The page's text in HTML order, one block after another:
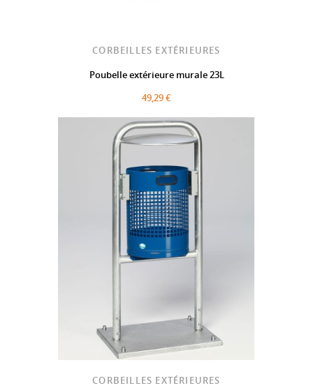
CORBEILLES EXTÉRIEURES
Poubelle extérieure murale 23L
49,29 €
CORBEILLES EXTÉRIEURES